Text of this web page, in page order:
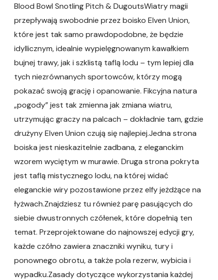
Blood Bowl Snotling Pitch & DugoutsWiatry magii
przepływają swobodnie przez boisko Elven Union,
które jest tak samo prawdopodobne, że będzie
idyllicznym, idealnie wypielęgnowanym kawałkiem
bujnej trawy, jak i szklistą taflą lodu – tym lepiej dla
tych niezrównanych sportowców, którzy mogą
pokazać swoją grację i opanowanie. Fikcyjna natura
„pogody” jest tak zmienna jak zmiana wiatru,
utrzymując graczy na palcach – dokładnie tam, gdzie
drużyny Elven Union czują się najlepiej.Jedna strona
boiska jest nieskazitelnie zadbana, z eleganckim
wzorem wyciętym w murawie. Druga strona pokryta
jest taflą mistycznego lodu, na której widać
eleganckie wiry pozostawione przez elfy jeżdżące na
łyżwach.Znajdziesz tu również parę pasujących do
siebie dwustronnych czółenek, które dopełnią ten
temat. Przeprojektowane do najnowszej edycji gry,
każde czółno zawiera znaczniki wyniku, tury i
ponownego obrotu, a także pola rezerw, wybicia i
wypadku.Zasady dotyczące wykorzystania każdej